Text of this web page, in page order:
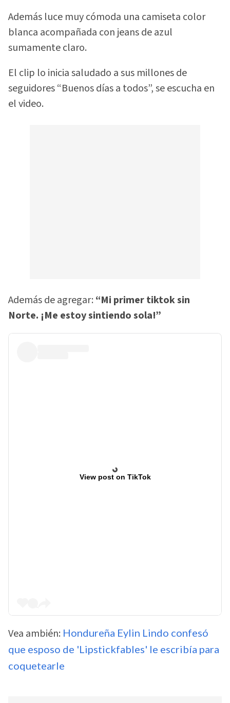
Además luce muy cómoda una camiseta color
blanca acompañada con jeans de azul
sumamente claro.
El clip lo inicia saludado a sus millones de
seguidores “Buenos días a todos”, se escucha en
el video.
Además de agregar: “Mi primer tiktok sin
Norte. ¡Me estoy sintiendo sola!”
View post on TikTok
Vea ambién: Hondureña Eylin Lindo confesó
que esposo de 'Lipstickfables' le escribía para
coquetearle